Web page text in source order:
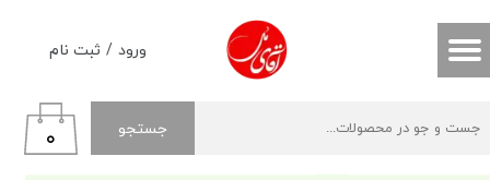
ورود / ثبت نام
حساب کاربری من
جستجو ۰